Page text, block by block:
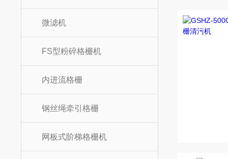
微滤机
FS型粉碎格栅机
内进流格栅
钢丝绳牵引格栅
网板式阶梯格栅机